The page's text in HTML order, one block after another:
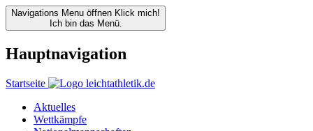
Navigations Menu öffnen Klick mich!
Ich bin das Menü.
Hauptnavigation
Startseite
Aktuelles
Wettkämpfe